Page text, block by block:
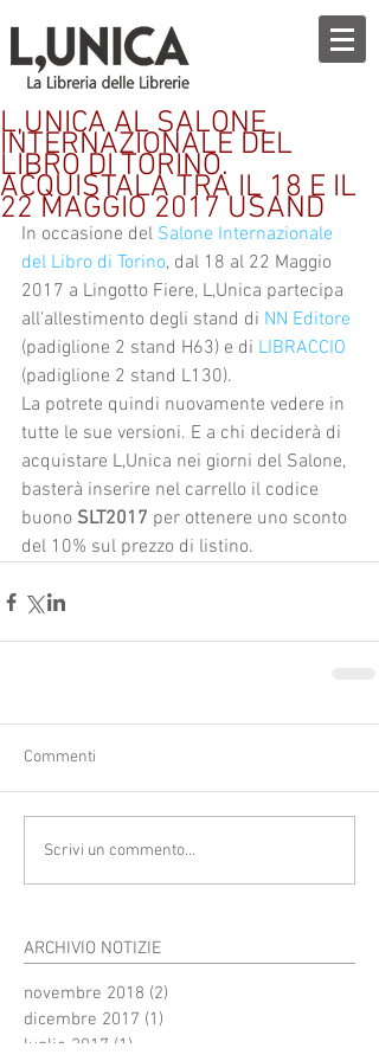
L,UNICA AL SALONE
INTERNAZIONALE DEL
LIBRO DI TORINO.
ACQUISTALA TRA IL 18 E IL
22 MAGGIO 2017 USAND
In occasione del Salone Internazionale
del Libro di Torino, dal 18 al 22 Maggio
2017 a Lingotto Fiere, L,Unica partecipa
all'allestimento degli stand di NN Editore
(padiglione 2 stand H63) e di LIBRACCIO
(padiglione 2 stand L130).
La potrete quindi nuovamente vedere in
tutte le sue versioni. E a chi deciderà di
acquistare L,Unica nei giorni del Salone,
basterà inserire nel carrello il codice
buono SLT2017 per ottenere uno sconto
del 10% sul prezzo di listino.
Commenti
Scrivi un commento...
ARCHIVIO NOTIZIE
novembre 2018 (2)
dicembre 2017 (1)
luglio 2017 (1)